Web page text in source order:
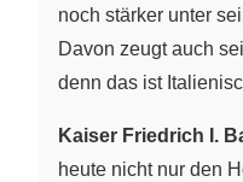
noch stärker unter
Davon zeugt auch
denn das ist
Kaiser Friedrich I.
heute nicht nur den